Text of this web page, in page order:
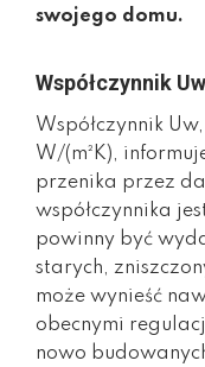
swojego domu.
Współczynnik Uw
Współczynnik
W/(m²K),
przenika przez
współczynnika
powinny być
starych,
może wynieść
obecnymi
nowo